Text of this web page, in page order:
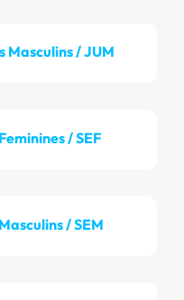
Masculins / JUM
/ SEF
/ SEM